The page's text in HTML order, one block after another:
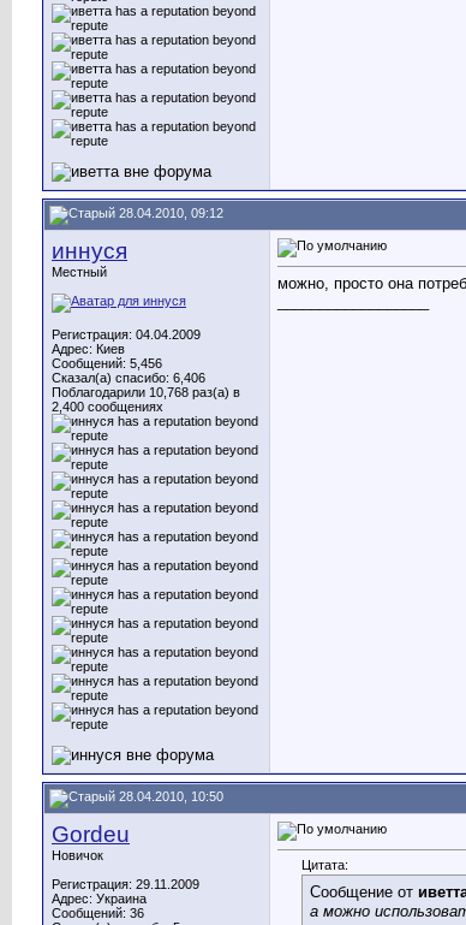
28.04.2010, 09:12
иннуся
Местный
Регистрация: 04.04.2009
Адрес: Киев
Сообщений: 5,456
Сказал(а) спасибо: 6,406
Поблагодарили 10,768 раз(а) в
2,400 сообщениях
можно, просто она
28.04.2010, 10:50
Gordeu
Новичок
Регистрация: 29.11.2009
Адрес: Украина
Сообщений: 36
Цитата:
Сообщение от
а можно